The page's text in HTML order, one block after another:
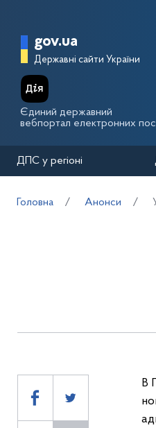
Головна
gov.ua
Державні сайти України
Єдиний державний
вебпортал електронних
ДПС у регіоні
Головна Анонси
В